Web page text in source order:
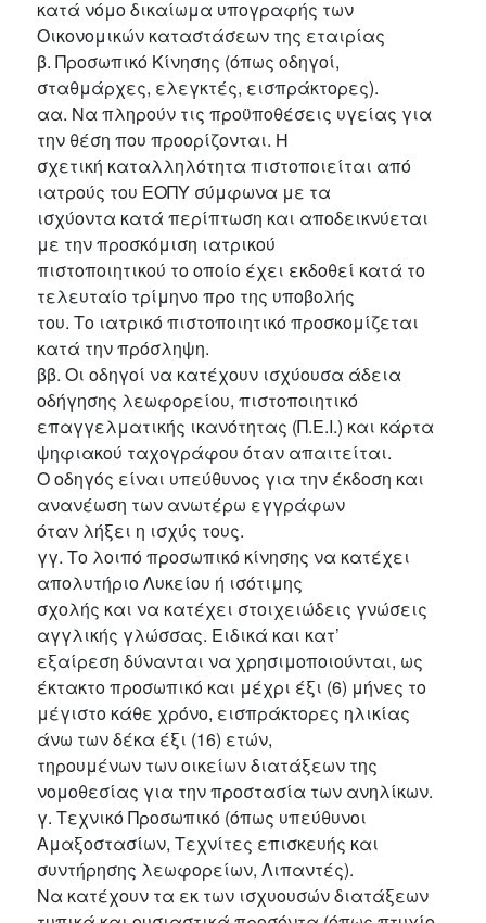
κατά νόμο δικαίωμα υπογραφής των
Οικονομικών καταστάσεων της εταιρίας
β. Προσωπικό Κίνησης (όπως οδηγοί,
σταθμάρχες, ελεγκτές, εισπράκτορες).
αα. Να πληρούν τις προϋποθέσεις υγείας για
την θέση που προορίζονται. Η
σχετική καταλληλότητα πιστοποιείται από
ιατρούς του ΕΟΠΥ σύμφωνα με τα
ισχύοντα κατά περίπτωση και αποδεικνύεται
με την προσκόμιση ιατρικού
πιστοποιητικού το οποίο έχει εκδοθεί κατά το
τελευταίο τρίμηνο προ της υποβολής
του. Το ιατρικό πιστοποιητικό προσκομίζεται
κατά την πρόσληψη.
ββ. Οι οδηγοί να κατέχουν ισχύουσα άδεια
οδήγησης λεωφορείου, πιστοποιητικό
επαγγελματικής ικανότητας (Π.Ε.Ι.) και κάρτα
ψηφιακού ταχογράφου όταν απαιτείται.
Ο οδηγός είναι υπεύθυνος για την έκδοση και
ανανέωση των ανωτέρω εγγράφων
όταν λήξει η ισχύς τους.
γγ. Το λοιπό προσωπικό κίνησης να κατέχει
απολυτήριο Λυκείου ή ισότιμης
σχολής και να κατέχει στοιχειώδεις γνώσεις
αγγλικής γλώσσας. Ειδικά και κατ’
εξαίρεση δύνανται να χρησιμοποιούνται, ως
έκτακτο προσωπικό και μέχρι έξι (6) μήνες το
μέγιστο κάθε χρόνο, εισπράκτορες ηλικίας
άνω των δέκα έξι (16) ετών,
τηρουμένων των οικείων διατάξεων της
νομοθεσίας για την προστασία των ανηλίκων.
γ. Τεχνικό Προσωπικό (όπως υπεύθυνοι
Αμαξοστασίων, Τεχνίτες επισκευής και
συντήρησης λεωφορείων, Λιπαντές).
Να κατέχουν τα εκ των ισχυουσών διατάξεων